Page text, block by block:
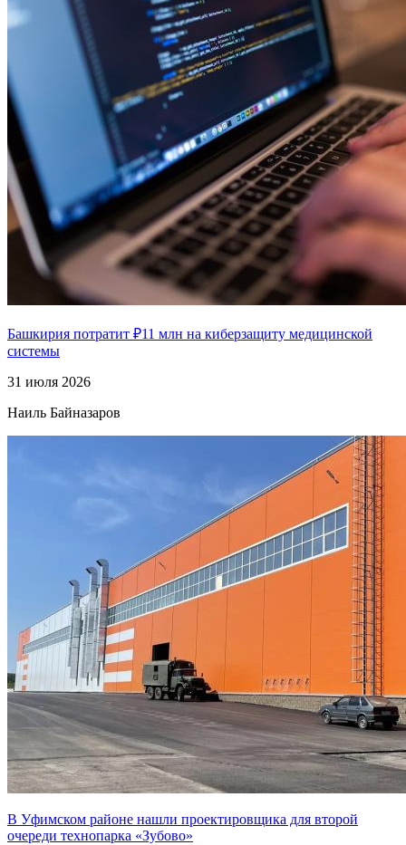
Башкирия потратит ₽11 млн на киберзащиту медицинской
системы
31 июля 2026
Наиль Байназаров
В Уфимском районе нашли проектировщика для второй
очереди технопарка «Зубово»